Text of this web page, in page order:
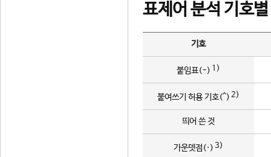
표제어 분석 기호
기호
붙임표(-) 1)
붙여쓰기 허용 기호(^) 2)
띄어 쓴 것
가운뎃점(·) 3)